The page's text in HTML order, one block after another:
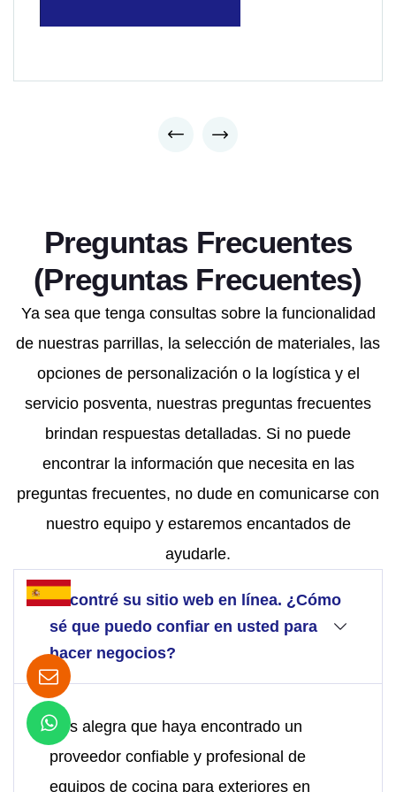
Preguntas Frecuentes
(Preguntas Frecuentes)
Ya sea que tenga consultas sobre la funcionalidad
de nuestras parrillas, la selección de materiales, las
opciones de personalización o la logística y el
servicio posventa, nuestras preguntas frecuentes
brindan respuestas detalladas. Si no puede
encontrar la información que necesita en las
preguntas frecuentes, no dude en comunicarse con
nuestro equipo y estaremos encantados de
ayudarle.
Encontré su sitio web en línea. ¿Cómo
sé que puedo confiar en usted para
hacer negocios?
Nos alegra que haya encontrado un
proveedor confiable y profesional de
equipos de cocina para exteriores en